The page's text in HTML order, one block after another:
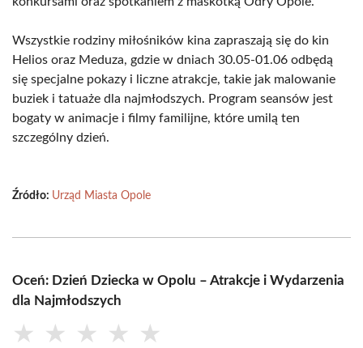
Wszystkie rodziny miłośników kina zapraszają się do kin
Helios oraz Meduza, gdzie w dniach 30.05-01.06 odbędą
się specjalne pokazy i liczne atrakcje, takie jak malowanie
buziek i tatuaże dla najmłodszych. Program seansów jest
bogaty w animacje i filmy familijne, które umilą ten
szczególny dzień.
Źródło: Urząd Miasta Opole
Oceń: Dzień Dziecka w Opolu – Atrakcje i Wydarzenia
dla Najmłodszych
★ ★ ★ ★ ★